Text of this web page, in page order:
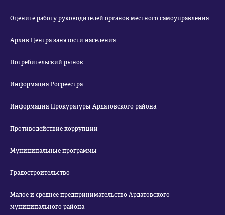
Оцените работу руководителей органов местного самоуправления
Архив Центра занятости населения
Потребительский рынок
Информация Росреестра
Информация Прокуратуры Ардатовского района
Противодействие коррупции
Муниципальные программы
Градостроительство
Малое и среднее предпринимательство Ардатовского
муниципального района